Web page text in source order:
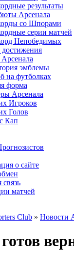
результаты
Арсенала
со Шпорами
серии матчей
Непобедимых
эмблемы
на футболках
форма
Арсенала
Игроков
Голов
Кап
о сайте
связь
матчей
Club » Новости